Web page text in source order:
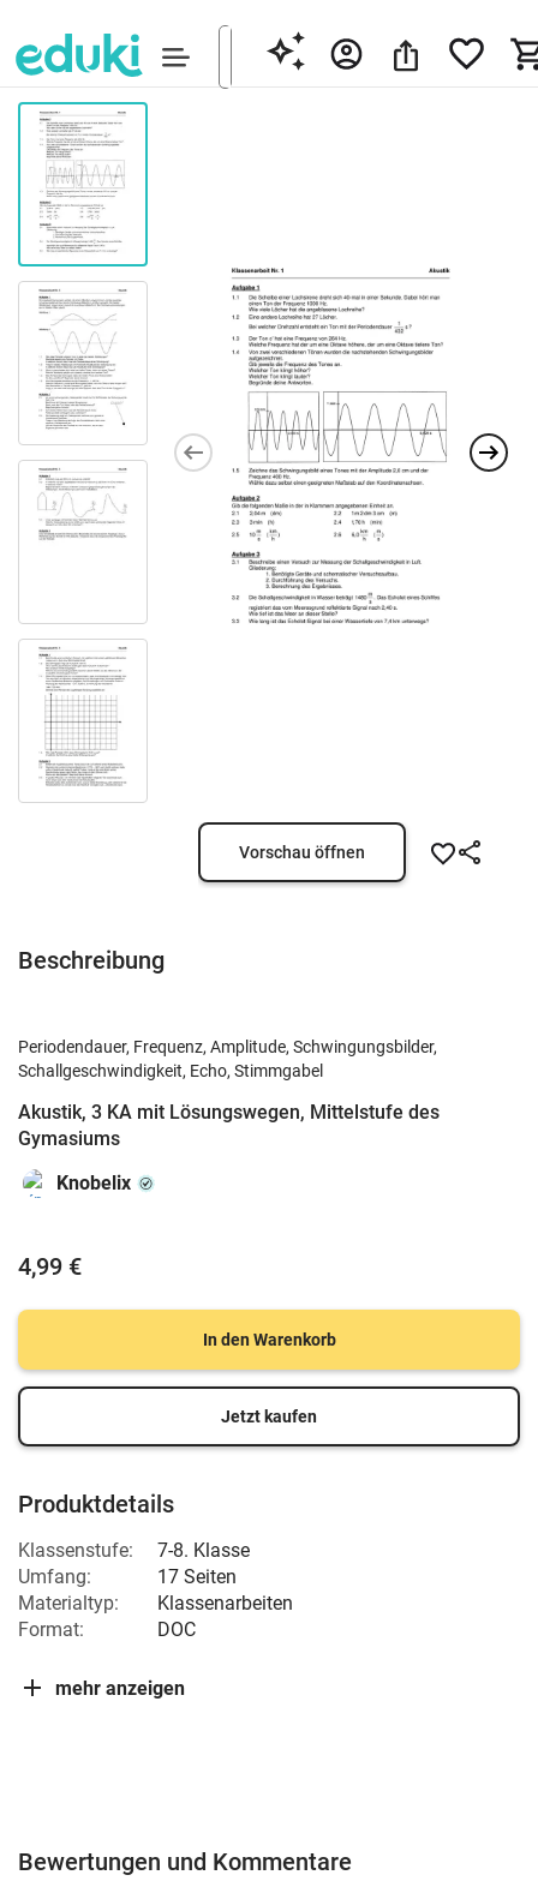
Vorschau öffnen
Beschreibung
Periodendauer, Frequenz, Amplitude, Schwingungsbilder,
Schallgeschwindigkeit, Echo, Stimmgabel
Akustik, 3 KA mit Lösungswegen, Mittelstufe des
Gymasiums
Knobelix
4,99 €
In den Warenkorb
Jetzt kaufen
Produktdetails
Klassenstufe:
7-8. Klasse
Umfang:
17 Seiten
Materialtyp:
Klassenarbeiten
Format:
DOC
mehr anzeigen
Bewertungen und Kommentare